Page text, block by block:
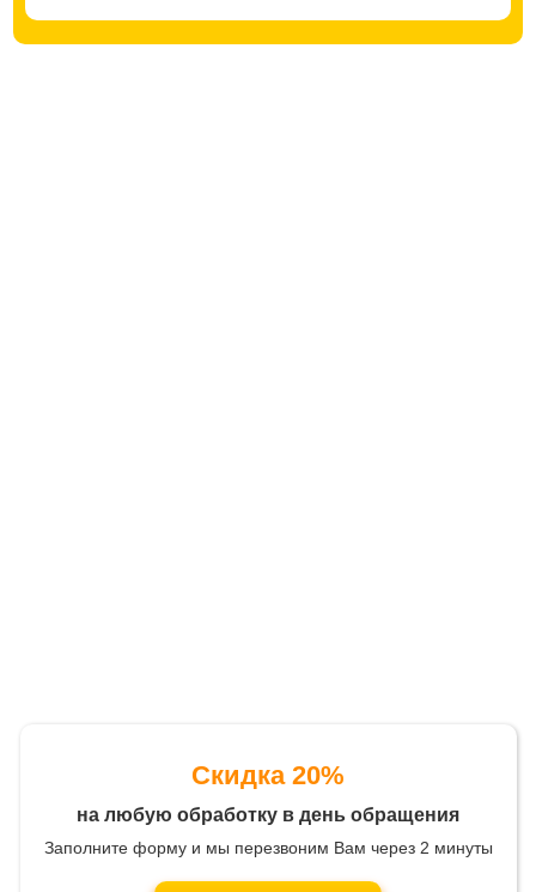
Скидка 20%
на любую обработку в день обращения
Заполните форму и мы перезвоним Вам через 2 минуты